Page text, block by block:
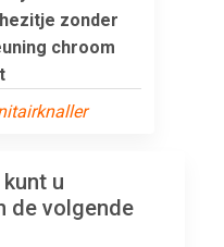
zonder
chroom
u
de volgende